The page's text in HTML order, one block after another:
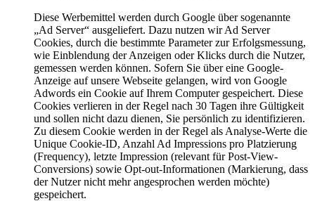
Diese Werbemittel werden durch Google über sogenannte
„Ad Server“ ausgeliefert. Dazu nutzen wir Ad Server
Cookies, durch die bestimmte Parameter zur Erfolgsmessung,
wie Einblendung der Anzeigen oder Klicks durch die Nutzer,
gemessen werden können. Sofern Sie über eine Google-
Anzeige auf unsere Webseite gelangen, wird von Google
Adwords ein Cookie auf Ihrem Computer gespeichert. Diese
Cookies verlieren in der Regel nach 30 Tagen ihre Gültigkeit
und sollen nicht dazu dienen, Sie persönlich zu identifizieren.
Zu diesem Cookie werden in der Regel als Analyse-Werte die
Unique Cookie-ID, Anzahl Ad Impressions pro Platzierung
(Frequency), letzte Impression (relevant für Post-View-
Conversions) sowie Opt-out-Informationen (Markierung, dass
der Nutzer nicht mehr angesprochen werden möchte)
gespeichert.